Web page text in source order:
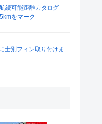
続可能距離カタログ
をマーク
士別フィン取り付けま